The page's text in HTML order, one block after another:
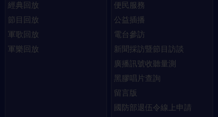
經典回放
節目回放
軍歌回放
軍樂回放
便民服務
公益插播
電台參訪
新聞採訪暨節目訪談
廣播訊號收聽量測
黑膠唱片查詢
留言版
國防部退伍令線上申請